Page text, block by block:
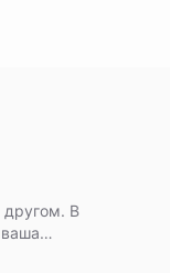
другом. В